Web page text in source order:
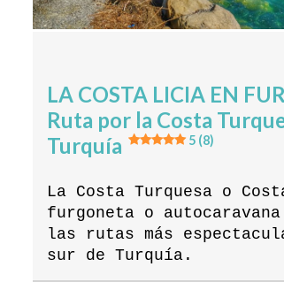
LA COSTA LICIA EN
Ruta por la Costa
Turquía
5 (8)
La Costa Turquesa o
furgoneta o
las rutas más
sur de Turquía.